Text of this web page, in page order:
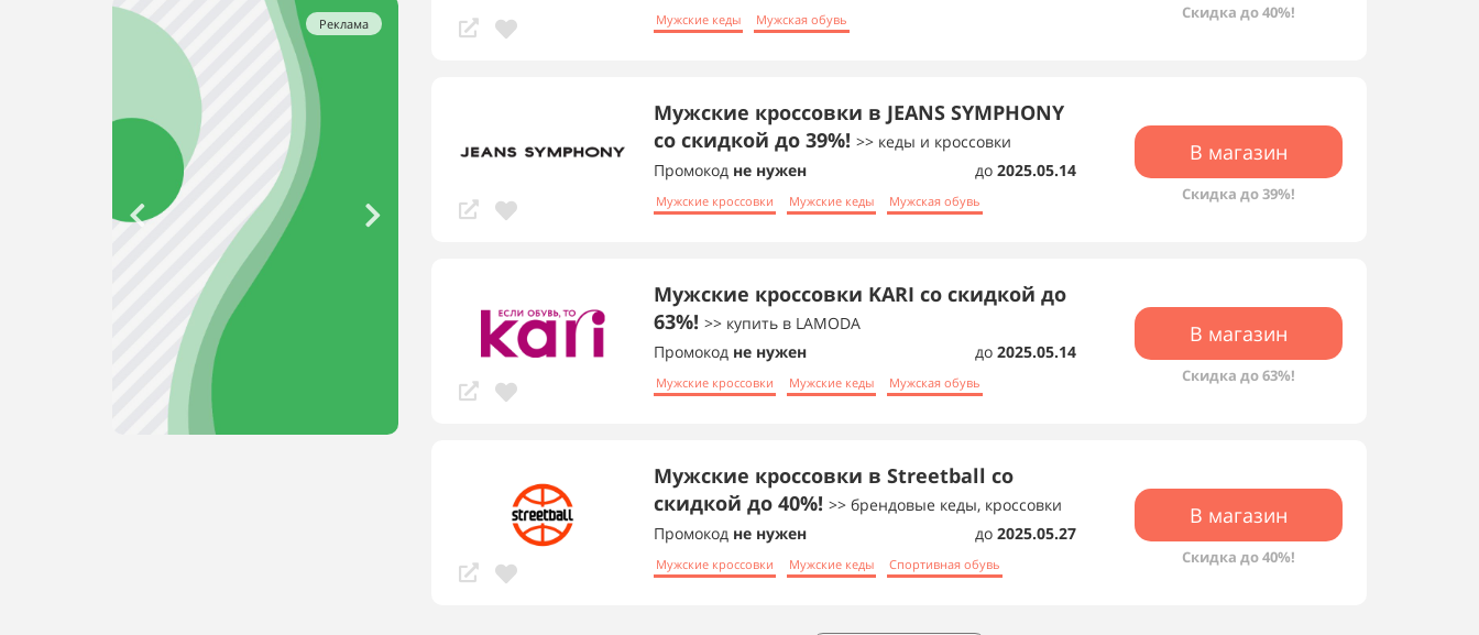
Реклама Мужские кеды Мужская обувь Скидка до 40%!
Мужские кроссовки в JEANS SYMPHONY
со скидкой до 39%! >> кеды и кроссовки
Промокод не нужен до 2025.05.14
Мужские кроссовки Мужские кеды Мужская обувь
В магазин
Скидка до 39%!
Мужские кроссовки KARI со скидкой до
63%! >> купить в LAMODA
Промокод не нужен до 2025.05.14
Мужские кроссовки Мужские кеды Мужская обувь
В магазин
Скидка до 63%!
Мужские кроссовки в Streetball со
скидкой до 40%! >> брендовые кеды, кроссовки
Промокод не нужен до 2025.05.27
Мужские кроссовки Мужские кеды Спортивная обувь
В магазин
Скидка до 40%!